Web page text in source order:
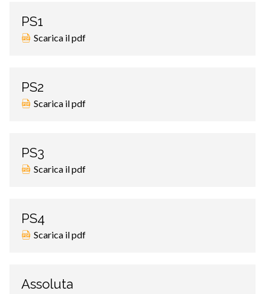
PS1
Scarica il pdf
PS2
Scarica il pdf
PS3
Scarica il pdf
PS4
Scarica il pdf
Assoluta